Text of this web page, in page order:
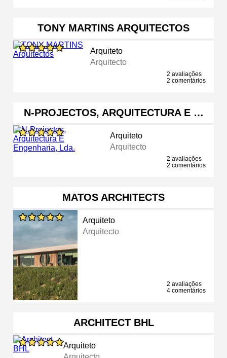
TONY MARTINS ARQUITECTOS
Arquiteto
Arquitecto
2 avaliações
2 comentários
N-PROJECTOS, ARQUITECTURA E …
Arquiteto
Arquitecto
2 avaliações
2 comentários
MATOS ARCHITECTS
Arquiteto
Arquitecto
2 avaliações
4 comentários
ARCHITECT BHL
Arquiteto